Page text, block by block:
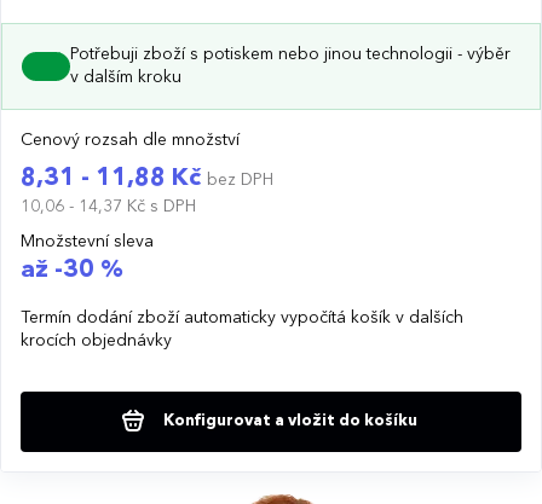
Potřebuji zboží s potiskem nebo jinou technologii - výběr
v dalším kroku
Cenový rozsah dle množství
8,31 - 11,88 Kč bez DPH
10,06 - 14,37 Kč s DPH
Množstevní sleva
až -30 %
Termín dodání zboží automaticky vypočítá košík v dalších
krocích objednávky
Konfigurovat a vložit do košíku